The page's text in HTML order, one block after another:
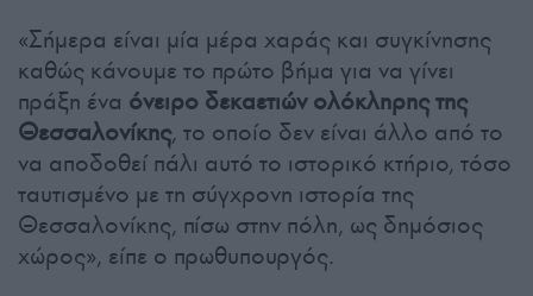
«Σήμερα είναι μία μέρα χαράς και συγκίνησης
καθώς κάνουμε το πρώτο βήμα για να γίνει
πράξη ένα όνειρο δεκαετιών ολόκληρης της
Θεσσαλονίκης, το οποίο δεν είναι άλλο από το
να αποδοθεί πάλι αυτό το ιστορικό κτήριο, τόσο
ταυτισμένο με τη σύγχρονη ιστορία της
Θεσσαλονίκης, πίσω στην πόλη, ως δημόσιος
χώρος», είπε ο πρωθυπουργός.